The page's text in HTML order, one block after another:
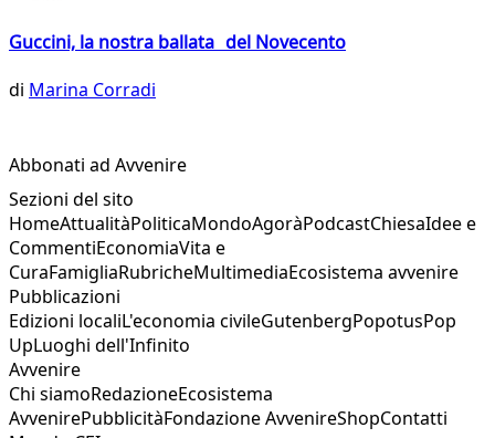
Guccini, la nostra ballata del Novecento
di Marina Corradi
Abbonati ad Avvenire
Sezioni del sito
HomeAttualitàPoliticaMondoAgoràPodcastChiesaIdee e
CommentiEconomiaVita e
CuraFamigliaRubricheMultimediaEcosistema avvenire
Pubblicazioni
Edizioni localiL'economia civileGutenbergPopotusPop
UpLuoghi dell'Infinito
Avvenire
Chi siamoRedazioneEcosistema
AvvenirePubblicitàFondazione AvvenireShopContatti